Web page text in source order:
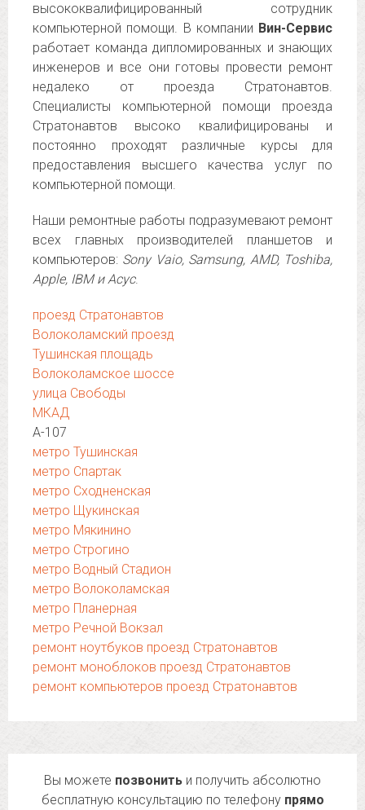
высококвалифицированный сотрудник
компьютерной помощи. В компании Вин-Сервис
работает команда дипломированных и знающих
инженеров и все они готовы провести ремонт
недалеко от проезда Стратонавтов.
Специалисты компьютерной помощи проезда
Стратонавтов высоко квалифицированы и
постоянно проходят различные курсы для
предоставления высшего качества услуг по
компьютерной помощи.
Наши ремонтные работы подразумевают ремонт
всех главных производителей планшетов и
компьютеров: Sony Vaio, Samsung, AMD, Toshiba,
Apple, IBM и Асус.
проезд Стратонавтов
Волоколамский проезд
Тушинская площадь
Волоколамское шоссе
улица Свободы
МКАД
А-107
метро Тушинская
метро Спартак
метро Сходненская
метро Щукинская
метро Мякинино
метро Строгино
метро Водный Стадион
метро Волоколамская
метро Планерная
метро Речной Вокзал
ремонт ноутбуков проезд Стратонавтов
ремонт моноблоков проезд Стратонавтов
ремонт компьютеров проезд Стратонавтов
Вы можете позвонить и получить абсолютно
бесплатную консультацию по телефону прямо